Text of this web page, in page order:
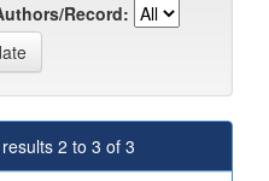
Record:
2 to 3 of 3